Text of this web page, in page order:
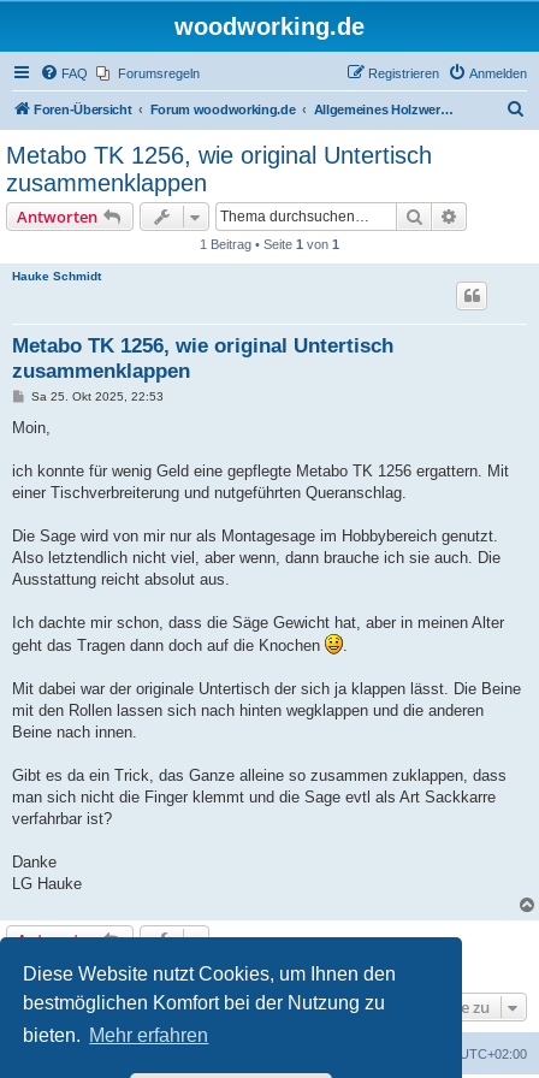
Diese Website nutzt Cookies, um Ihnen den
bestmöglichen Komfort bei der Nutzung zu
bieten. Mehr erfahren
woodworking.de
FAQ Forumsregeln Anmelden
Registrieren
Foren-Übersicht Forum woodworking.de Allgemeines Holzwerkerforum - das laute Forum
Metabo TK 1256, wie original Untertisch
zusammenklappen
Antworten Suche
1 Beitrag • Seite 1 von 1
Hauke Schmidt
Metabo TK 1256, wie original Untertisch
zusammenklappen
B
i
a
Sa 25. Okt 2025, 22:53
Moin,
ich konnte für wenig Geld eine gepflegte Metabo TK 1256 ergattern. Mit
einer Tischverbreiterung und nutgeführten Queranschlag.
Die Sage wird von mir nur als Montagesage im Hobbybereich genutzt.
Also letztendlich nicht viel, aber wenn, dann brauche ich sie auch. Die
Ausstattung reicht absolut aus.
Ich dachte mir schon, dass die Säge Gewicht hat, aber in meinen Alter
geht das Tragen dann doch auf die Knochen
.
Mit dabei war der originale Untertisch der sich ja klappen lässt. Die Beine
mit den Rollen lassen sich nach hinten wegklappen und die anderen
Beine nach innen.
Gibt es da ein Trick, das Ganze alleine so zusammen zuklappen, dass
man sich nicht die Finger klemmt und die Sage evtl als Art Sackkarre
verfahrbar ist?
Danke
LG Hauke
Antworten
1 Beitrag • Seite1von1
Gehe zu
UTC+02:00